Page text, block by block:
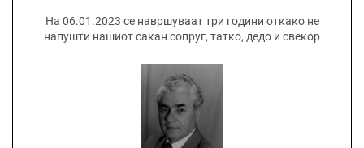
На 06.01.2023 се навршуваат три години откако не
напушти нашиот сакан сопруг, татко, дедо и свекор